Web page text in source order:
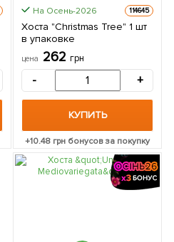
На Осень-2026 114645
Хоста "Christmas Tree" 1 шт
в упаковке
цена 262 грн
- +
КУПИТЬ
+10.48грн бонусов за покупку